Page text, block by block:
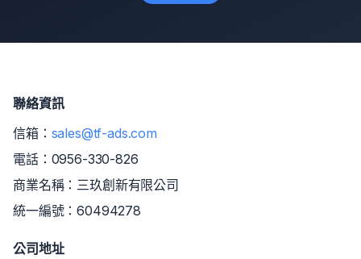
聯絡資訊
信箱： sales@tf-ads.com
電話： 0956-330-826
商業名稱：三玖創新有限公司
統一編號：60494278
公司地址